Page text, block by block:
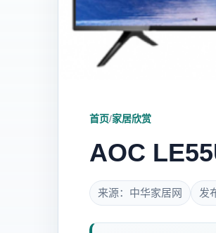
首页/家居欣赏
AOC
来源：中华家居网 发